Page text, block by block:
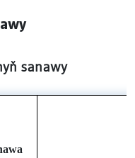
sanawy